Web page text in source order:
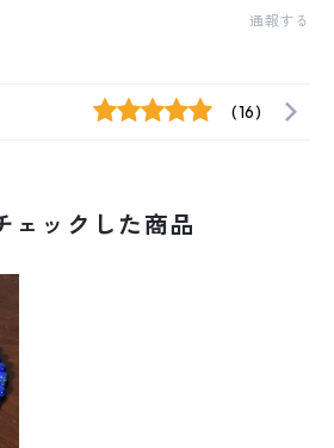
通報する
(16)
ェックした商品